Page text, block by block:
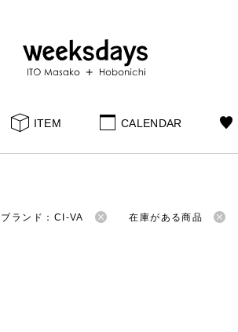
ITEM CALENDAR
ブランド：CI-VA 在庫がある商品